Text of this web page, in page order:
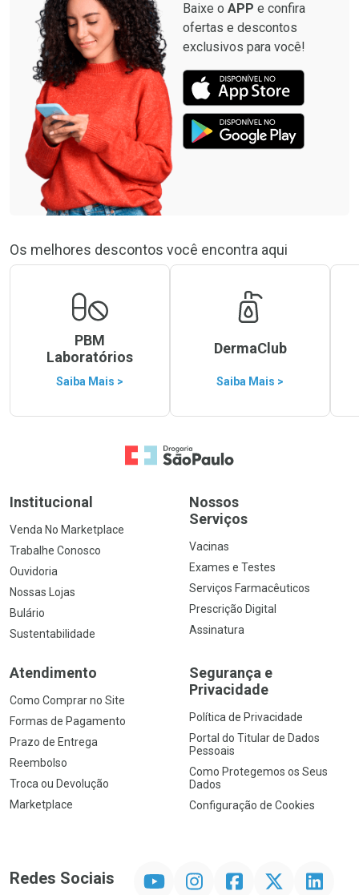
Baixe o APP e confira
ofertas e descontos
exclusivos para você!
Os melhores descontos você encontra aqui
PBM
Laboratórios
Saiba Mais >
DermaClub
Saiba Mais >
Ir para a Home
Institucional
Venda No Marketplace
Trabalhe Conosco
Ouvidoria
Nossas Lojas
Bulário
Sustentabilidade
Nossos
Serviços
Vacinas
Exames e Testes
Serviços Farmacêuticos
Prescrição Digital
Assinatura
Atendimento
Como Comprar no Site
Formas de Pagamento
Prazo de Entrega
Reembolso
Troca ou Devolução
Marketplace
Segurança e
Privacidade
Política de Privacidade
Portal do Titular de Dados
Pessoais
Como Protegemos os Seus
Dados
Configuração de Cookies
Redes Sociais InstagramFacebookTwitter Linkedin